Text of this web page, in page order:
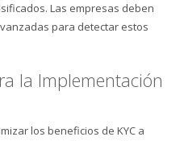
Las empresas deben
para detectar estos
la Implementación
los beneficios de KYC a